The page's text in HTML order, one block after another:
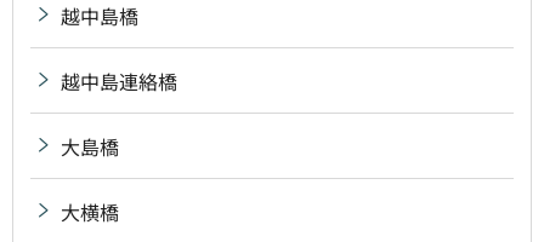
越中島橋
越中島連絡橋
大島橋
大横橋